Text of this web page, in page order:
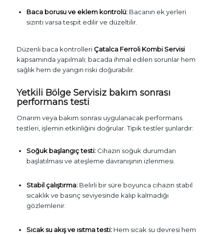
Baca borusu ve eklem kontrolü:Bacanın ek yerleri
sızıntı varsa tespit edilir ve düzeltilir.
Düzenli baca kontrolleri Çatalca Ferroli Kombi Servisi
kapsamında yapılmalı; bacada ihmal edilen sorunlar hem
sağlık hem de yangın riski doğurabilir.
Yetkili Bölge Servisiz bakım sonrası
performans testi
Onarım veya bakım sonrası uygulanacak performans
testleri, işlemin etkinliğini doğrular. Tipik testler şunlardır:
Soğuk başlangıç testi:Cihazın soğuk durumdan
başlatılması ve ateşleme davranışının izlenmesi.
Stabil çalıştırma:Belirli bir süre boyunca cihazın stabil
sıcaklık ve basınç seviyesinde kalıp kalmadığı
gözlemlenir.
Sıcak su akış ve ısıtma testi:Hem sıcak su devresi hem